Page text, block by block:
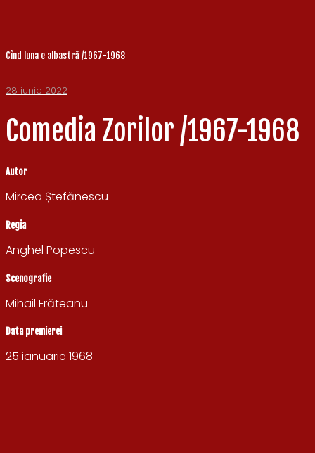
Cînd luna e albastră /1967-1968
28 iunie 2022
Comedia Zorilor /1967-1968
Autor
Mircea Ștefănescu
Regia
Anghel Popescu
Scenografie
Mihail Frăteanu
Data premierei
25 ianuarie 1968